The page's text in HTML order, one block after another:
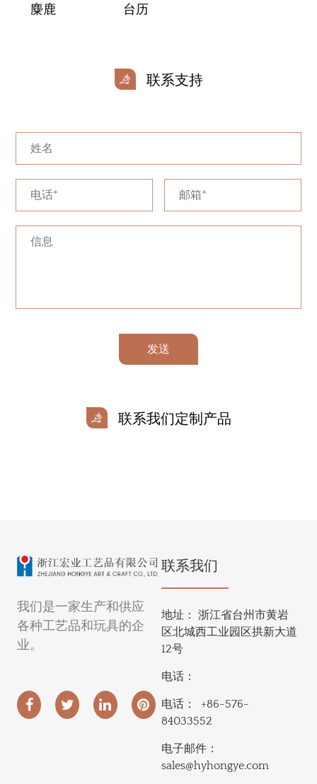
麋鹿
台历
联系支持
发送
联系我们定制产品
我们是一家生产和供应
各种工艺品和玩具的企
业。
联系我们
地址：浙江省台州市黄岩
区北城西工业园区拱新大道
12号
电话：
电话：
+86-576-
84033552
电子邮件：
sales@hyhongye.com